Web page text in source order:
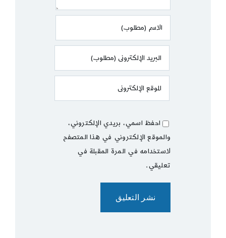
احفظ اسمي، بريدي الإلكتروني،
والموقع الإلكتروني في هذا المتصفح
لاستخدامه في المرة المقبلة في
تعليقي.